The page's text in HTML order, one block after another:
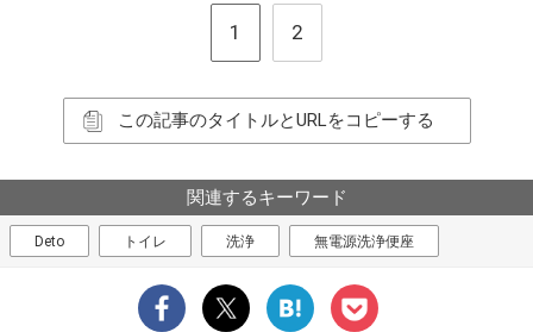
1 2
この記事のタイトルとURLをコピーする
関連するキーワード
Deto トイレ 洗浄 無電源洗浄便座